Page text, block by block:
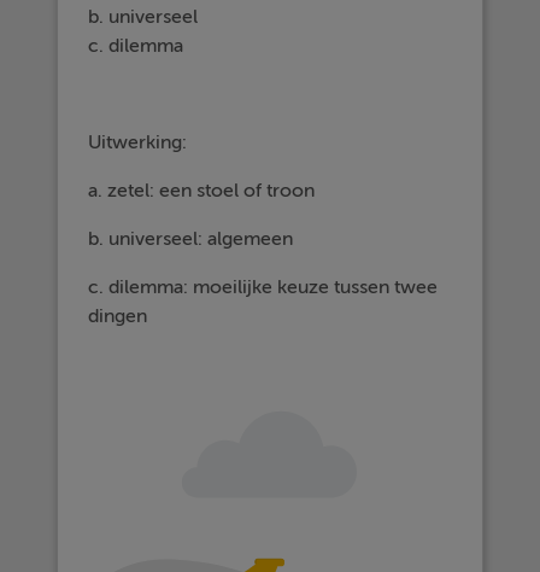
b. universeel
c. dilemma
Uitwerking:
a. zetel: een stoel of troon
b. universeel: algemeen
c. dilemma: moeilijke keuze tussen twee
dingen